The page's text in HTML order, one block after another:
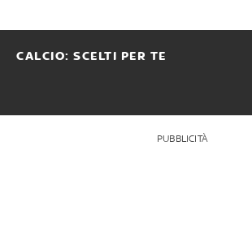
CALCIO: SCELTI PER TE
PUBBLICITÀ